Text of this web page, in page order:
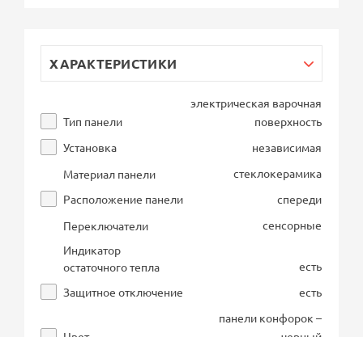
ХАРАКТЕРИСТИКИ
Тип панели
электрическая варочная
поверхность
Установка
независимая
Материал панели
стеклокерамика
Расположение панели
спереди
Переключатели
сенсорные
Индикатор
остаточного тепла
есть
Защитное отключение
есть
панели конфорок –